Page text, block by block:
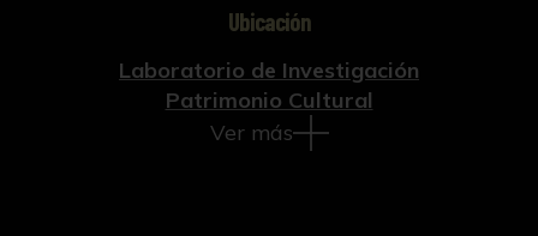
Ubicación
Laboratorio de Investigación
Patrimonio Cultural
Ver más